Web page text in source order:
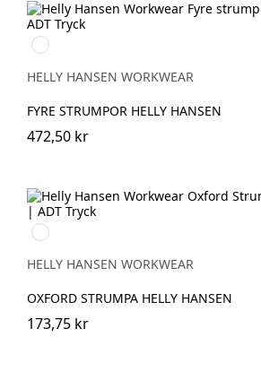
990
BLACK
HELLY HANSEN WORKWEAR
FYRE STRUMPOR HELLY HANSEN
472,50 kr
990
BLACK
HELLY HANSEN WORKWEAR
OXFORD STRUMPA HELLY HANSEN
173,75 kr